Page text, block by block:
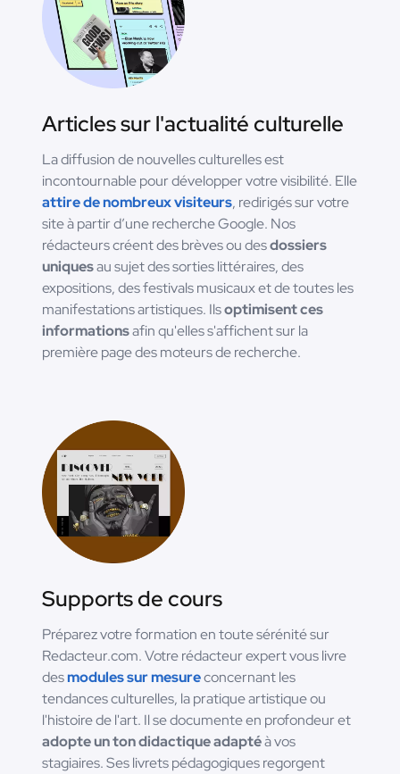
Articles sur l'actualité culturelle
La diffusion de nouvelles culturelles est
incontournable pour développer votre visibilité. Elle
attire de nombreux visiteurs, redirigés sur votre
site à partir d’une recherche Google. Nos
rédacteurs créent des brèves ou desdossiers
uniquesau sujet des sorties littéraires, des
expositions, des festivals musicaux et de toutes les
manifestations artistiques. Ilsoptimisent ces
informationsafin qu'elles s'affichent sur la
première page des moteurs de recherche.
Supports de cours
Préparez votre formation en toute sérénité sur
Redacteur.com. Votre rédacteur expert vous livre
desmodules sur mesureconcernant les
tendances culturelles, la pratique artistique ou
l'histoire de l'art. Il se documente en profondeur et
adopte un ton didactique adaptéà vos
stagiaires. Ses livrets pédagogiques regorgent